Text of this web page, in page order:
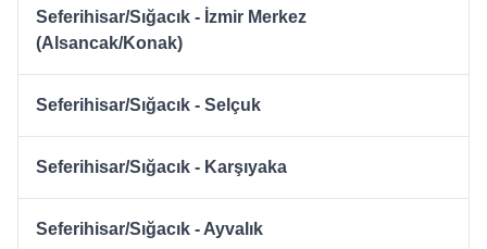
Seferihisar/Sığacık - İzmir Merkez
(Alsancak/Konak)
Seferihisar/Sığacık - Selçuk
Seferihisar/Sığacık - Karşıyaka
Seferihisar/Sığacık - Ayvalık